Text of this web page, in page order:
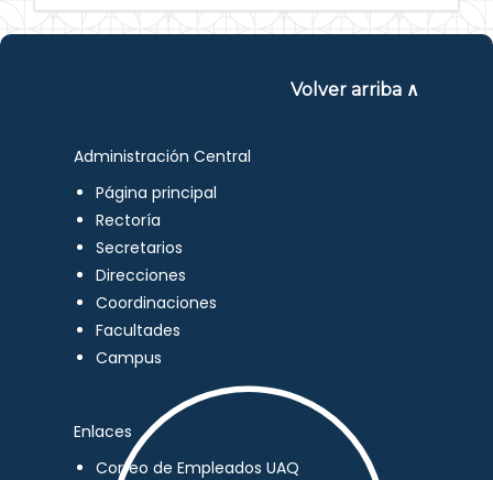
Volver arriba ∧
Administración Central
Página principal
Rectoría
Secretarios
Direcciones
Coordinaciones
Facultades
Campus
Enlaces
Correo de Empleados UAQ